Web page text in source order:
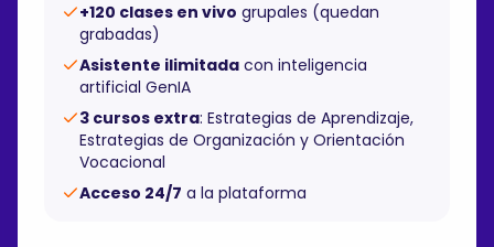
+120 clases en vivo grupales (quedan
grabadas)
Asistente ilimitada con inteligencia
artificial GenIA
3 cursos extra: Estrategias de Aprendizaje,
Estrategias de Organización y Orientación
Vocacional
Acceso 24/7 a la plataforma